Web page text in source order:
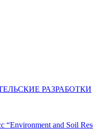
РАЗРАБОТКИ
and Soil